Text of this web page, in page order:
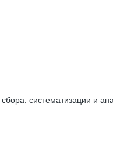
систематизации и